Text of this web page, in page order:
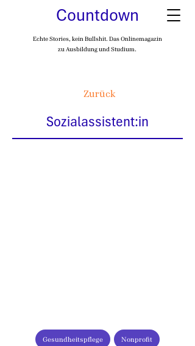
Echte Stories, kein Bullshit. Das Onlinemagazin
zu Ausbildung und Studium.
Countdown
Zurück
Sozialassistent:in
Gesundheitspflege Nonprofit